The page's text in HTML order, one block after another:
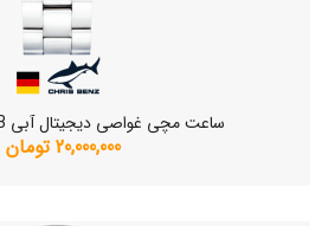
ساعت مچی غواصی دیجیتال آبی CB-D200-H-MB
20,000,000 تومان